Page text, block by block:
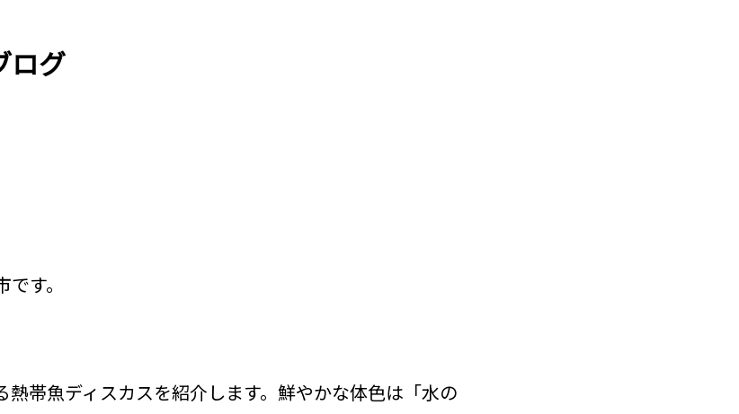
ログ
す。
熱帯魚ディスカスを紹介します。鮮やかな体色は「水の